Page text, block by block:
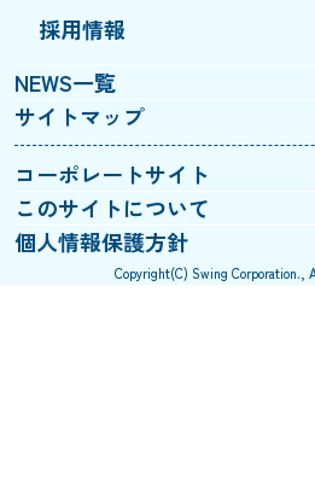
採用情報
NEWS一覧
サイトマップ
コーポレートサイト
このサイトについて
個人情報保護方針
Copyright(C) Swing Corporation.,